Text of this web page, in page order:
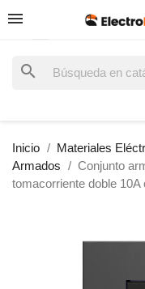
search
Inicio Materiales
Armados
Conjunto
tomacorriente doble 10A